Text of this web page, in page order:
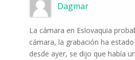
Dagmar
La cámara en Eslovaquia
cámara, la grabación ha
desde ayer, se dijo que había